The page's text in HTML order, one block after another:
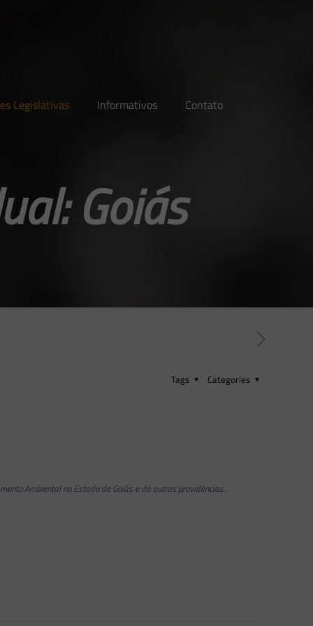
Legislativas Informativos Contato
Goiás
Categories
Tags
Ambiental no Estado de Goiás e dá outras providências.